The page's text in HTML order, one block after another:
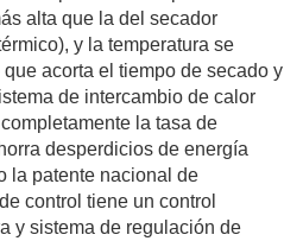
alta que la del secador
y la temperatura se
acorta el tiempo de secado y
de intercambio de calor
la tasa de
desperdicios de energía
la patente nacional de
control tiene un control
y sistema de regulación de